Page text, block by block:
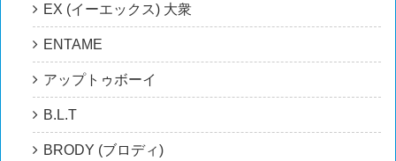
EX (イーエックス) 大衆
ENTAME
アップトゥボーイ
B.L.T
BRODY (ブロディ)